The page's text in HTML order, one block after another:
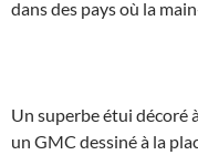
dans des pays où la
Un superbe étui décoré
un GMC dessiné à la